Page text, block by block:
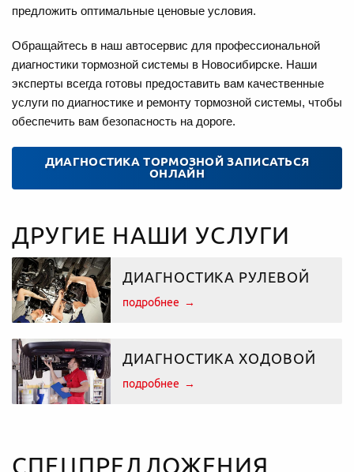
предложить оптимальные ценовые условия.
Обращайтесь в наш автосервис для профессиональной
диагностики тормозной системы в Новосибирске. Наши
эксперты всегда готовы предоставить вам качественные
услуги по диагностике и ремонту тормозной системы, чтобы
обеспечить вам безопасность на дороге.
ДИАГНОСТИКА ТОРМОЗНОЙ ЗАПИСАТЬСЯ
ОНЛАЙН
ДРУГИЕ НАШИ УСЛУГИ
ДИАГНОСТИКА РУЛЕВОЙ
подробнее
ДИАГНОСТИКА ХОДОВОЙ
подробнее
СПЕЦПРЕДЛОЖЕНИЯ